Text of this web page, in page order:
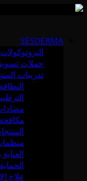
content
SESDERMA
البروتوكولات
حملات
تدريبات
النظافة
علاج